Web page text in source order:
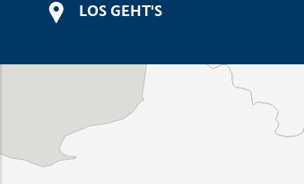
LOS GEHT'S